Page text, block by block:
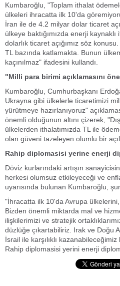
Kumbaroğlu, "Toplam ithalat
ülkeleri ihracatta ilk 10'da
İran ile de 4.2 milyar dolar ticaret
ülkeye baktığımızda enerji
dolarlık ticaret açığımız söz
TL bazında katlamakta. Bunun
kaçınılmaz" ifadesini kullandı.
"Milli para birimi açıklamasını
Kumbaroğlu, Cumhurbaşkanı
Ukrayna gibi ülkelerle ticaretimizi
yürütmeye hazırlanıyoruz"
önemli olduğunun altını çizerek,
ülkelerden ithalatımızda TL ile
olan güveni tazeleyen olumlu bir
Rahip diplomasisi yerine enerji
Döviz kurlarındaki artışın
herkesi olumsuz etkileyeceği ve
uyarısında bulunan Kumbaroğlu,
"İhracatta ilk 10'da Avrupa
Bizden önemli miktarda mal ve
ilişkilerimizi ve stratejik
düzlüğe çıkartabiliriz. Irak ve Doğu
İsrail ile karşılıklı
Rahip diplomasisi yerini enerji